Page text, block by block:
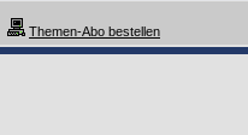
Themen-Abo bestellen